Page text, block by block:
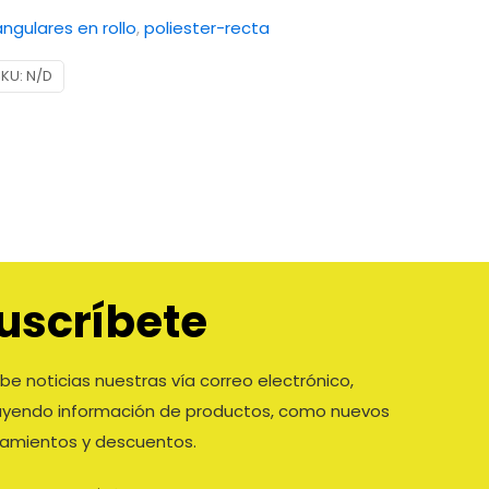
en rollo,poliester-recta
N/D
noticias nuestras vía correo electrónico,
información de productos, como nuevos
y descuentos.